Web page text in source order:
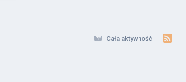
Cała aktywność